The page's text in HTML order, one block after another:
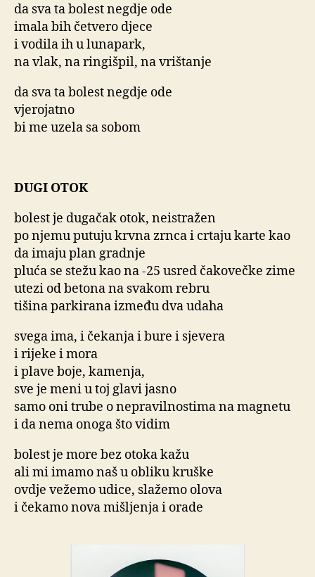
da sva ta bolest negdje ode
imala bih četvero djece
i vodila ih u lunapark,
na vlak, na ringišpil, na vrištanje
da sva ta bolest negdje ode
vjerojatno
bi me uzela sa sobom
DUGI OTOK
bolest je dugačak otok, neistražen
po njemu putuju krvna zrnca i crtaju karte kao
da imaju plan gradnje
pluća se stežu kao na -25 usred čakovečke zime
utezi od betona na svakom rebru
tišina parkirana između dva udaha
svega ima, i čekanja i bure i sjevera
i rijeke i mora
i plave boje, kamenja,
sve je meni u toj glavi jasno
samo oni trube o nepravilnostima na magnetu
i da nema onoga što vidim
bolest je more bez otoka kažu
ali mi imamo naš u obliku kruške
ovdje vežemo udice, slažemo olova
i čekamo nova mišljenja i orade